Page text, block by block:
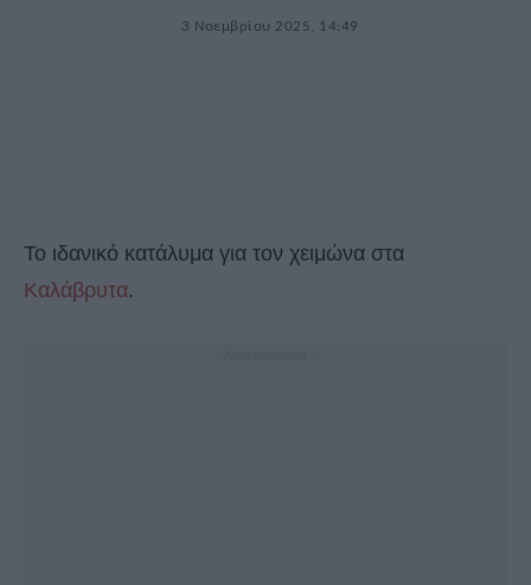
3 Νοεμβρίου 2025, 14:49
Το ιδανικό κατάλυμα για τον χειμώνα στα
Καλάβρυτα.